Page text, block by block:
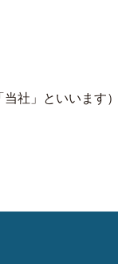
社」といいます）